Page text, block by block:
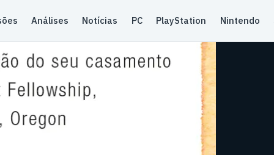
Análises Notícias PC PlayStation Nintendo